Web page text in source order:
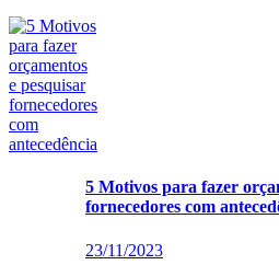
5 Motivos para fazer
fornecedores com
23/11/2023